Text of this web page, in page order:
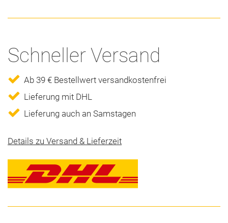
Schneller Versand
Ab 39 € Bestellwert versandkostenfrei
Lieferung mit DHL
Lieferung auch an Samstagen
Details zu Versand & Lieferzeit